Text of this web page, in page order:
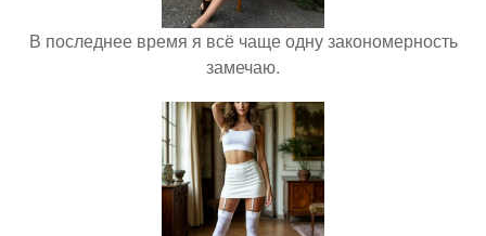
В последнее время я всё чаще одну закономерность
замечаю.